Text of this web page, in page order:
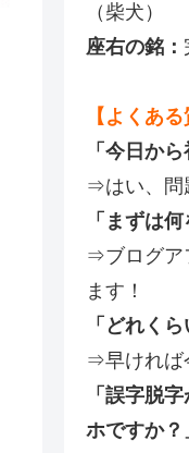
（柴犬）
座右の銘：
【よくある
「今日か
⇒はい、問
「まずは
⇒ブログア
ます！
「どれく
⇒早ければ
「誤字脱
ホですか？